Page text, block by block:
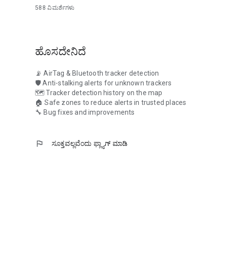
ನಿಯಂತ್ರಣದಲ್ಲಿರಿ.
588 ವಿಮರ್ಶೆಗಳು
ಹೊಸದೇನಿದೆ
📡 AirTag & Bluetooth tracker detection
🛡️ Anti-stalking alerts for unknown trackers
🗺️ Tracker detection history on the map
🏠 Safe zones to reduce alerts in trusted places
🔧 Bug fixes and improvements
flag ಸೂಕ್ತವಲ್ಲವೆಂದು ಫ್ಲ್ಯಾಗ್‌‌ ಮಾಡಿ